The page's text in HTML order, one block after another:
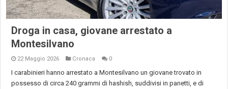
Droga in casa, giovane arrestato a
Montesilvano
22 Maggio 2026 Cronaca 0
I carabinieri hanno arrestato a Montesilvano un giovane trovato in
possesso di circa 240 grammi di hashish, suddivisi in panetti, e di